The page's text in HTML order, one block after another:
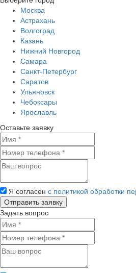
Москва
Астрахань
Волгоград
Казань
Нижний Новгород
Самара
Санкт-Петербург
Саратов
Ульяновск
Чебоксары
Ярославль
Оставьте заявку
Я согласен с политикой обработки
Задать вопрос